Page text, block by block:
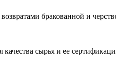
бракованной и
сырья и ее